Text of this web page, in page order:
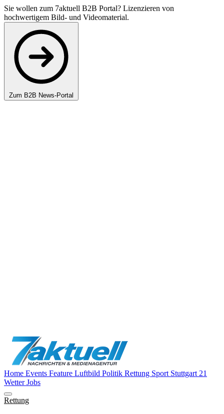
Sie wollen zum 7aktuell B2B Portal? Lizenzieren von
hochwertigem Bild- und Videomaterial.
Zum B2B News-Portal
Home Events Feature Luftbild Politik Rettung Sport Stuttgart 21
WetterJobs
Rettung